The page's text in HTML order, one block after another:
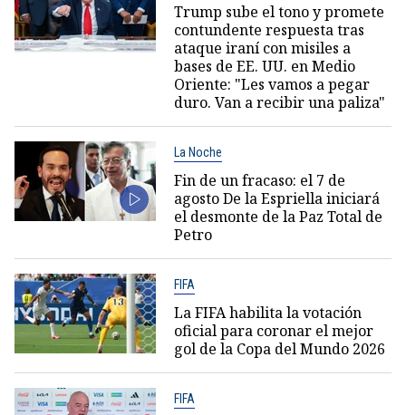
Trump sube el tono y promete
contundente respuesta tras
ataque iraní con misiles a
bases de EE. UU. en Medio
Oriente: "Les vamos a pegar
duro. Van a recibir una paliza"
La Noche
Fin de un fracaso: el 7 de
agosto De la Espriella iniciará
el desmonte de la Paz Total de
Petro
FIFA
La FIFA habilita la votación
oficial para coronar el mejor
gol de la Copa del Mundo 2026
FIFA